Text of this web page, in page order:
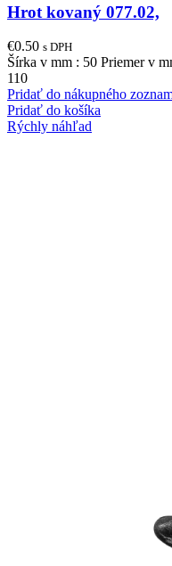
Hrot kovaný 077.02,
€0.50 s DPH
Šírka v mm : 50 Priemer v
110
Pridať do nákupného
Pridať do košíka
Rýchly náhľad